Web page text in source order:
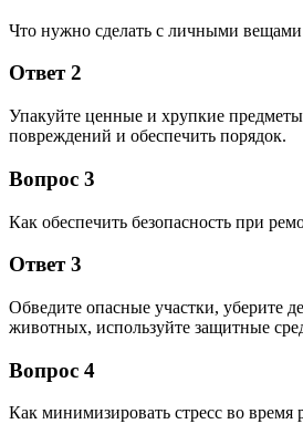
Что нужно сделать с личными
Ответ 2
Упакуйте ценные и хрупкие
повреждений и обеспечить порядок.
Вопрос 3
Как обеспечить безопасность при
Ответ 3
Обведите опасные участки, уберите
животных, используйте защитные
Вопрос 4
Как минимизировать стресс во время